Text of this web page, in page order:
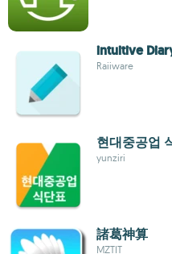
intuitive
Raiiware
현대중공업
yunziri
諸葛神算
MZTIT